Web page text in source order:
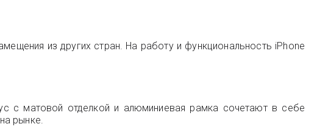
из других стран. На работу и функциональность iPhone
с матовой отделкой и алюминиевая рамка сочетают в себе
рынке.